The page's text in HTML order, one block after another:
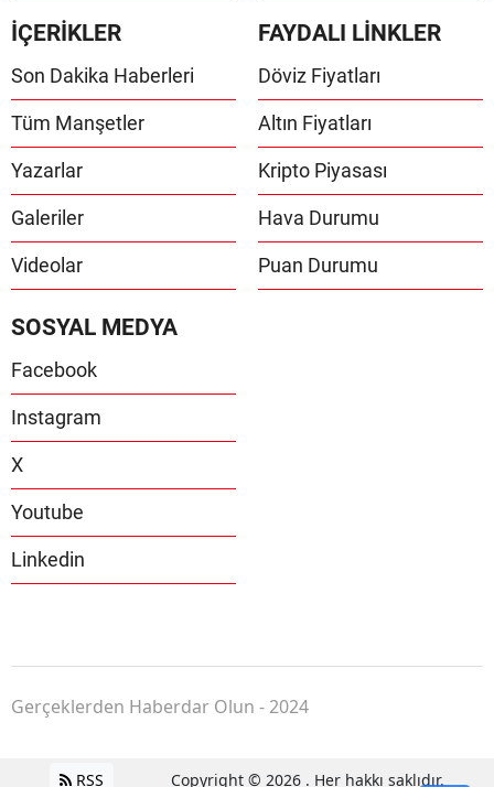
İÇERİKLER
Son Dakika Haberleri
Tüm Manşetler
Yazarlar
Galeriler
Videolar
FAYDALI LİNKLER
Döviz Fiyatları
Altın Fiyatları
Kripto Piyasası
Hava Durumu
Puan Durumu
SOSYAL MEDYA
Facebook
Instagram
X
Youtube
Linkedin
Gerçeklerden Haberdar Olun - 2024
RSS Copyright © 2026 . Her hakkı saklıdır.